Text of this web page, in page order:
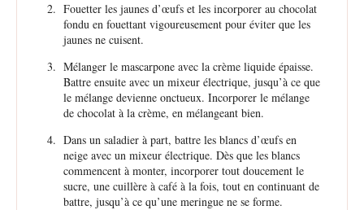
Fouetter les jaunes d’œufs et les incorporer au chocolat
fondu en fouettant vigoureusement pour éviter que les
jaunes ne cuisent.
Mélanger le mascarpone avec la crème liquide épaisse.
Battre ensuite avec un mixeur électrique, jusqu’à ce que
le mélange devienne onctueux. Incorporer le mélange
de chocolat à la crème, en mélangeant bien.
Dans un saladier à part, battre les blancs d’œufs en
neige avec un mixeur électrique. Dès que les blancs
commencent à monter, incorporer tout doucement le
sucre, une cuillère à café à la fois, tout en continuant de
battre, jusqu’à ce qu’une meringue ne se forme.